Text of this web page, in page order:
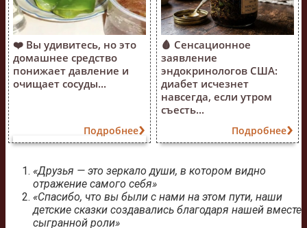
❤️ Вы удивитесь, но это
домашнее средство
понижает давление и
очищает сосуды...
Подробнее
🩸 Сенсационное
заявление
эндокринологов США:
диабет исчезнет
навсегда, если утром
съесть...
Подробнее
«Друзья — это зеркало души, в котором видно
отражение самого себя»
«Спасибо, что вы были с нами на этом пути, наши
детские сказки создавались благодаря нашей вместе
сыгранной роли»